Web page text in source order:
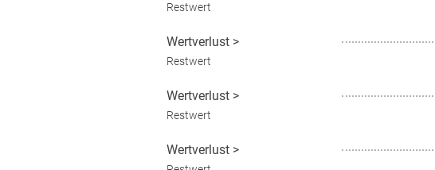
Restwert
Wertverlust >
Restwert
Wertverlust >
Restwert
Wertverlust >